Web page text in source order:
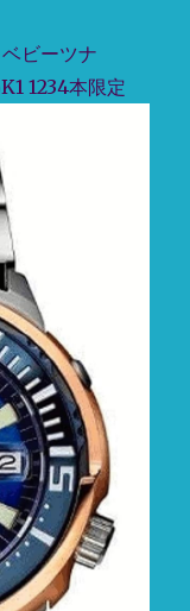
ビーツナ
1234本限定